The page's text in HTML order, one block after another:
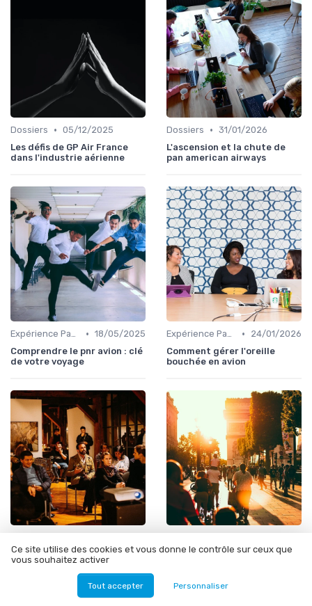
Dossiers • 05/12/2025
Les défis de GP Air France
dans l'industrie aérienne
Dossiers • 31/01/2026
L'ascension et la chute de
pan american airways
Expérience Passager • 18/05/2025
Comprendre le pnr avion : clé
de votre voyage
Expérience Passager •
24/01/2026
Comment gérer l'oreille
bouchée en avion
•
Tout savoir sur les bagages
avec Corsica Air
•
Comment contacter le
Ce site utilise des cookies et vous donne le contrôle sur ceux que
vous souhaitez activer
Tout accepter Personnaliser